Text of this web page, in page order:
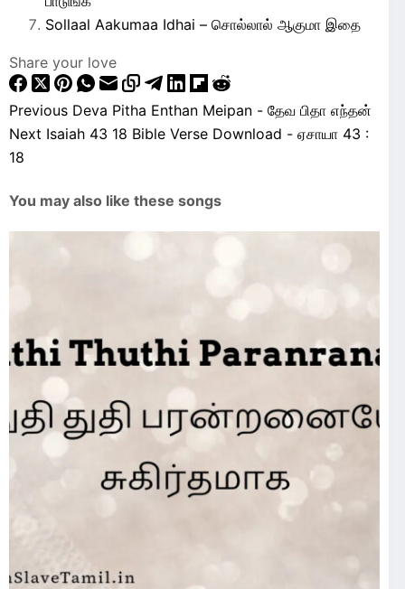
Sollaal Aakumaa Idhai – சொல்லால் ஆகுமா இதை
Share your love
Previous Deva Pitha Enthan Meipan - தேவ பிதா எந்தன்
Next Isaiah 43 18 Bible Verse Download - ஏசாயா 43 :
18
You may also like these songs